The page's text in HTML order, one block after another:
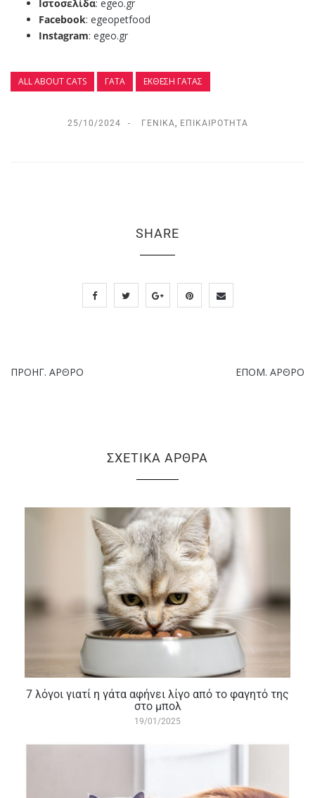
Ιστοσελίδα: egeo.gr
Facebook: egeopetfood
Instagram: egeo.gr
ALL ABOUT CATS ΓΆΤΑ ΈΚΘΕΣΗ ΓΆΤΑΣ
25/10/2024 ΓΕΝΙΚΆ, ΕΠΙΚΑΙΡΌΤΗΤΑ
SHARE
ΠΡΟΗΓ. ΆΡΘΡΟ ΕΠΌΜ. ΆΡΘΡΟ
ΣΧΕΤΙΚΆ ΆΡΘΡΑ
7 λόγοι γιατί η γάτα αφήνει λίγο από το φαγητό της
στο μπολ
19/01/2025